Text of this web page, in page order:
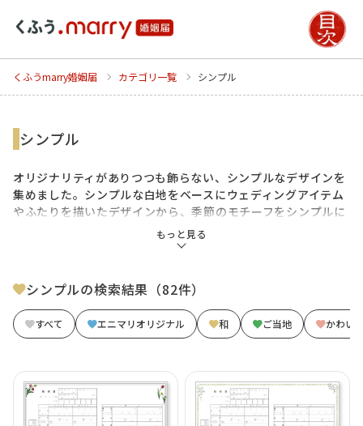
くふうmarry婚姻届 カテゴリ一覧 シンプル
シンプル
オリジナリティがありつつも飾らない、シンプルなデザインを
集めました。シンプルな白地をベースにウェディングアイテム
やふたりを描いたデザインから、季節のモチーフをシンプルに
表現したデザイン、モノトーンのデザインまで。モダンで上質
な婚姻届がおふたりの大切な日をさりげなく彩ります。
もっと見る
シンプルの検索結果（82件）
すべて エニマリオリジナル 和 ご当地 かわい